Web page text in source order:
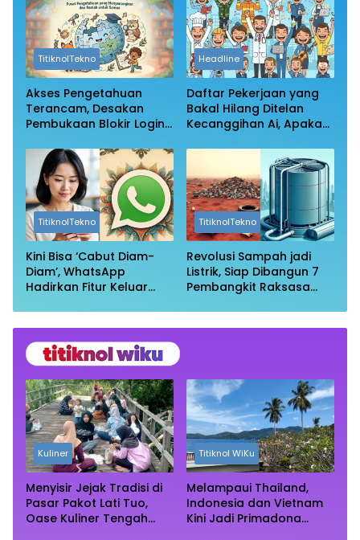
TitiknolTekno
Akses Pengetahuan
Terancam, Desakan
Pembukaan Blokir Login
Headline
Daftar Pekerjaan yang
Bakal Hilang Ditelan
Kecanggihan Ai, Apakah
Aman?
TitiknolTekno
Kini Bisa ‘Cabut Diam-
Diam’, WhatsApp
Hadirkan Fitur Keluar
TitiknolTekno
Revolusi Sampah jadi
Listrik, Siap Dibangun 7
Pembangkit Raksasa
Kuliner
Menyisir Jejak Tradisi di
Pasar Pakot Lati Tuo,
Oase Kuliner Tengah
Titiknol WiKu
Melampaui Thailand,
Indonesia dan Vietnam
Kini Jadi Primadona